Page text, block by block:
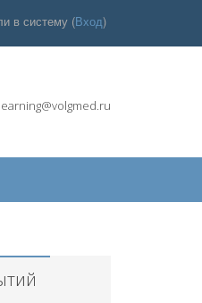
в систему (Вход)